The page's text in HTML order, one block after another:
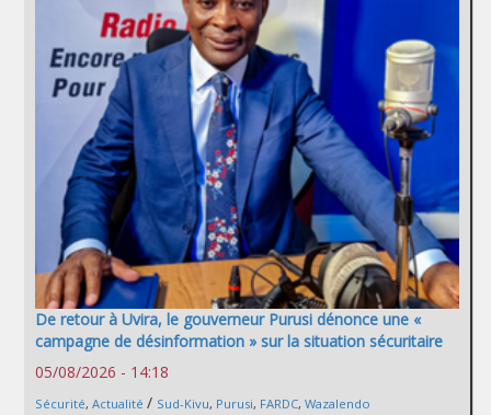
De retour à Uvira, le gouverneur Purusi dénonce une «
campagne de désinformation » sur la situation sécuritaire
05/08/2026 - 14:18
Sécurité, Actualité / Sud-Kivu, Purusi, FARDC, Wazalendo